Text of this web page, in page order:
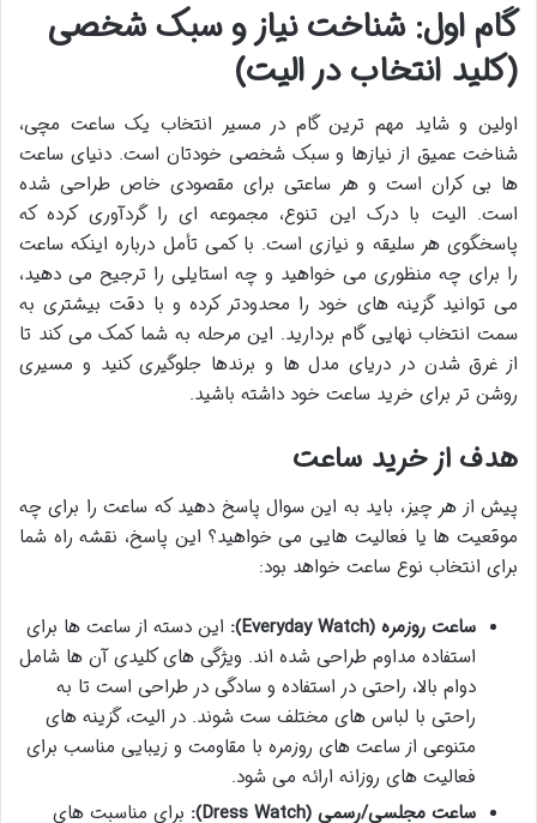
گام اول: شناخت نیاز و سبک شخصی
(کلید انتخاب در الیت)
اولین و شاید مهم ترین گام در مسیر انتخاب یک ساعت مچی،
شناخت عمیق از نیازها و سبک شخصی خودتان است. دنیای ساعت
ها بی کران است و هر ساعتی برای مقصودی خاص طراحی شده
است. الیت با درک این تنوع، مجموعه ای را گردآوری کرده که
پاسخگوی هر سلیقه و نیازی است. با کمی تأمل درباره اینکه ساعت
را برای چه منظوری می خواهید و چه استایلی را ترجیح می دهید،
می توانید گزینه های خود را محدودتر کرده و با دقت بیشتری به
سمت انتخاب نهایی گام بردارید. این مرحله به شما کمک می کند تا
از غرق شدن در دریای مدل ها و برندها جلوگیری کنید و مسیری
روشن تر برای خرید ساعت خود داشته باشید.
هدف از خرید ساعت
پیش از هر چیز، باید به این سوال پاسخ دهید که ساعت را برای چه
موقعیت ها یا فعالیت هایی می خواهید؟ این پاسخ، نقشه راه شما
برای انتخاب نوع ساعت خواهد بود:
ساعت روزمره (Everyday Watch):
این دسته از ساعت ها برای
استفاده مداوم طراحی شده اند. ویژگی های کلیدی آن ها شامل
دوام بالا، راحتی در استفاده و سادگی در طراحی است تا به
راحتی با لباس های مختلف ست شوند. در الیت، گزینه های
متنوعی از ساعت های روزمره با مقاومت و زیبایی مناسب برای
فعالیت های روزانه ارائه می شود.
ساعت مجلسی/رسمی (Dress Watch):
برای مناسبت های